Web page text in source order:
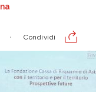
Condividi